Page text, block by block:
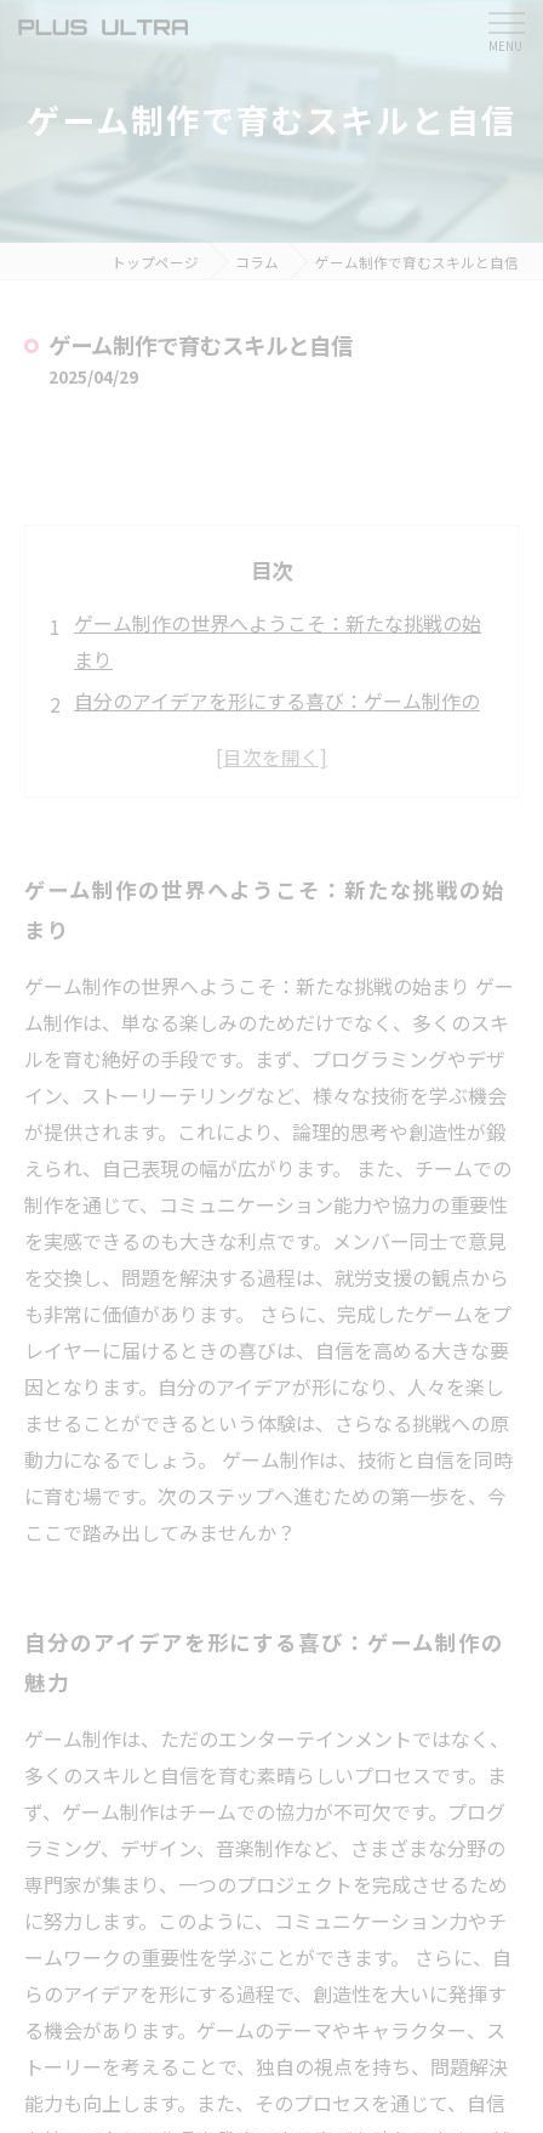
ゲーム制作で育むスキルと自信
トップページ コラム ゲーム制作で育むスキルと自信
ゲーム制作で育むスキルと自信
2025/04/29
目次
ゲーム制作の世界へようこそ：新たな挑戦の始
まり
自分のアイデアを形にする喜び：ゲーム制作の
チームでの協力が生む力：共同制作の重要性
自信を持ってゲームを発表する：成果発表の瞬
ゲーム制作から学ぶ人生の教訓：自己成長の旅
未来の可能性を信じて：ゲーム制作が開く新し
い扉
ゲーム制作の世界へようこそ：新たな挑戦の始
まり
ゲーム制作の世界へようこそ：新たな挑戦の始まり ゲー
ム制作は、単なる楽しみのためだけでなく、多くのスキ
ルを育む絶好の手段です。まず、プログラミングやデザ
イン、ストーリーテリングなど、様々な技術を学ぶ機会
が提供されます。これにより、論理的思考や創造性が鍛
えられ、自己表現の幅が広がります。 また、チームでの
制作を通じて、コミュニケーション能力や協力の重要性
を実感できるのも大きな利点です。メンバー同士で意見
を交換し、問題を解決する過程は、就労支援の観点から
も非常に価値があります。 さらに、完成したゲームをプ
レイヤーに届けるときの喜びは、自信を高める大きな要
因となります。自分のアイデアが形になり、人々を楽し
ませることができるという体験は、さらなる挑戦への原
動力になるでしょう。 ゲーム制作は、技術と自信を同時
に育む場です。次のステップへ進むための第一歩を、今
ここで踏み出してみませんか？
自分のアイデアを形にする喜び：ゲーム制作の
魅力
ゲーム制作は、ただのエンターテインメントではなく、
多くのスキルと自信を育む素晴らしいプロセスです。ま
ず、ゲーム制作はチームでの協力が不可欠です。プログ
ラミング、デザイン、音楽制作など、さまざまな分野の
専門家が集まり、一つのプロジェクトを完成させるため
に努力します。このように、コミュニケーション力やチ
ームワークの重要性を学ぶことができます。 さらに、自
らのアイデアを形にする過程で、創造性を大いに発揮す
る機会があります。ゲームのテーマやキャラクター、ス
トーリーを考えることで、独自の視点を持ち、問題解決
能力も向上します。また、そのプロセスを通じて、自信